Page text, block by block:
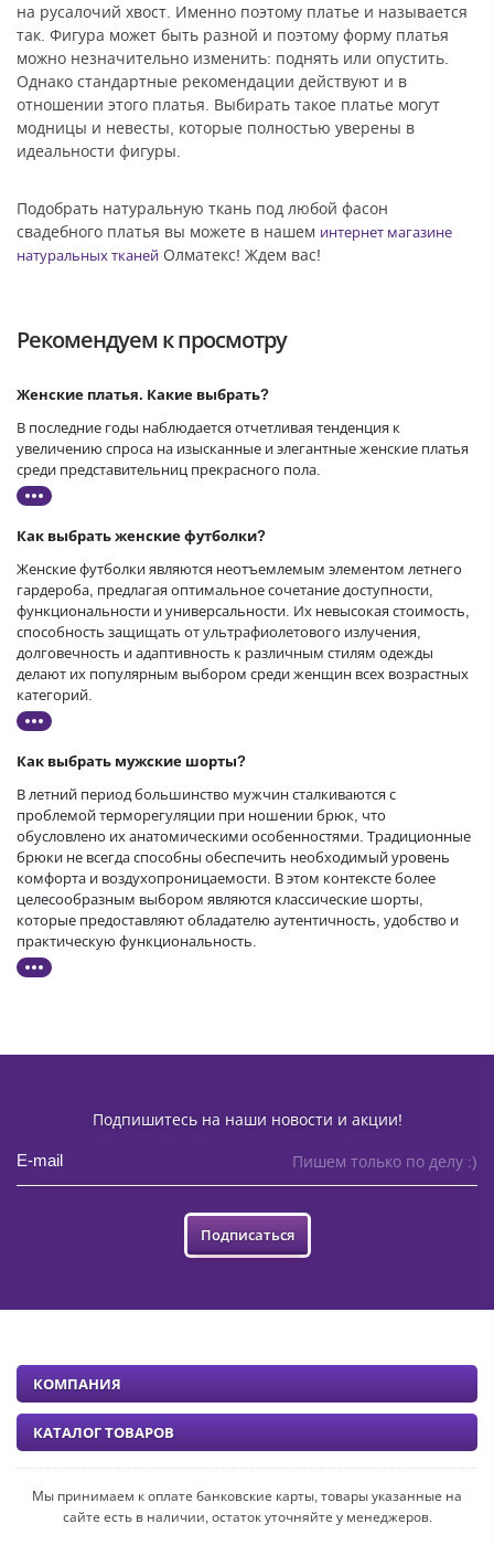
на русалочий хвост. Именно поэтому платье и называется
так. Фигура может быть разной и поэтому форму платья
можно незначительно изменить: поднять или опустить.
Однако стандартные рекомендации действуют и в
отношении этого платья. Выбирать такое платье могут
модницы и невесты, которые полностью уверены в
идеальности фигуры.
Подобрать натуральную ткань под любой фасон
свадебного платья вы можете в нашем интернет магазине
натуральных тканей Олматекс! Ждем вас!
Рекомендуем к просмотру
Женские платья. Какие выбрать?
В последние годы наблюдается отчетливая тенденция к
увеличению спроса на изысканные и элегантные женские платья
среди представительниц прекрасного пола.
Как выбрать женские футболки?
Женские футболки являются неотъемлемым элементом летнего
гардероба, предлагая оптимальное сочетание доступности,
функциональности и универсальности. Их невысокая стоимость,
способность защищать от ультрафиолетового излучения,
долговечность и адаптивность к различным стилям одежды
делают их популярным выбором среди женщин всех возрастных
категорий.
Как выбрать мужские шорты?
В летний период большинство мужчин сталкиваются с
проблемой терморегуляции при ношении брюк, что
обусловлено их анатомическими особенностями. Традиционные
брюки не всегда способны обеспечить необходимый уровень
комфорта и воздухопроницаемости. В этом контексте более
целесообразным выбором являются классические шорты,
которые предоставляют обладателю аутентичность, удобство и
практическую функциональность.
Подпишитесь на наши новости и акции!
Пишем только по делу :)
Подписаться
Мы принимаем к оплате банковские карты, товары указанные на
сайте есть в наличии, остаток уточняйте у менеджеров.
КОМПАНИЯ
КАТАЛОГ ТОВАРОВ